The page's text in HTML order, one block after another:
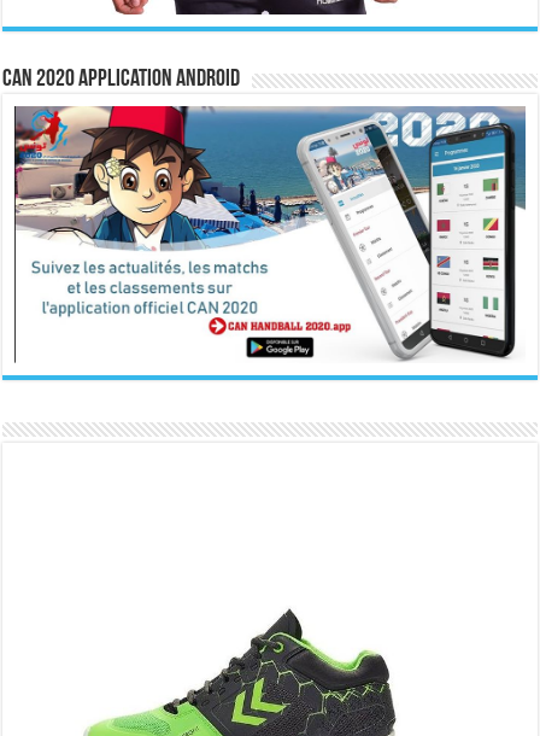
CAN 2020 Application Android